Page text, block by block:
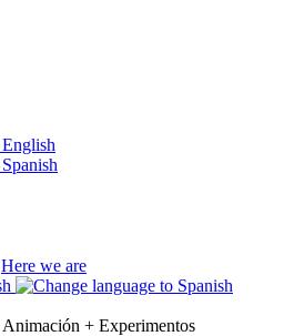
Here we are
Animación + Experimentos